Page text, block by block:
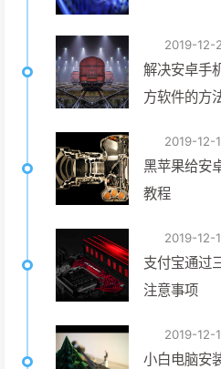
2019-12-
解决安卓手
方软件的方
2019-12-
黑苹果给安
教程
2019-12-
支付宝通过
注意事项
2019-12-
小白电脑安